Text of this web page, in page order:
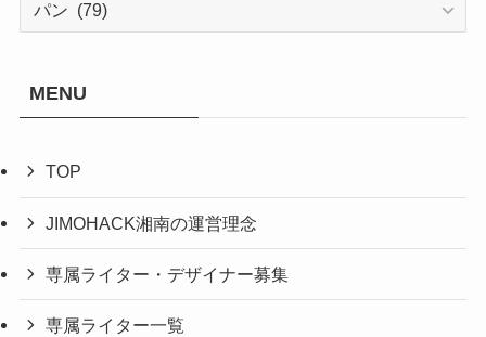
MENU
TOP
JIMOHACK湘南の運営理念
専属ライター・デザイナー募集
専属ライター一覧